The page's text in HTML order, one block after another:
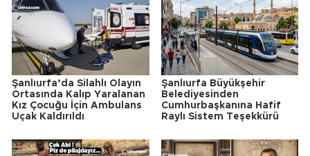
Şanlıurfa’da Silahlı Olayın
Ortasında Kalıp Yaralanan
Kız Çocuğu İçin Ambulans
Uçak Kaldırıldı
Şanlıurfa Büyükşehir
Belediyesinden
Cumhurbaşkanına Hafif
Raylı Sistem Teşekkürü